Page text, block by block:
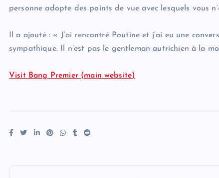
personne adopte des points de vue avec lesquels vous
Il a ajouté : « J’ai rencontré Poutine et j’ai eu une
sympathique. Il n’est pas le gentleman autrichien à la
Visit Bang Premier (main website)